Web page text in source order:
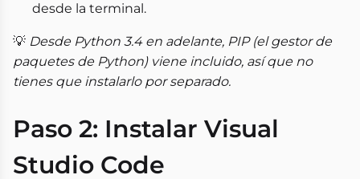
desde la terminal.
💡 Desde Python 3.4 en adelante, PIP (el gestor de
paquetes de Python) viene incluido, así que no
tienes que instalarlo por separado.
Paso 2: Instalar Visual
Studio Code